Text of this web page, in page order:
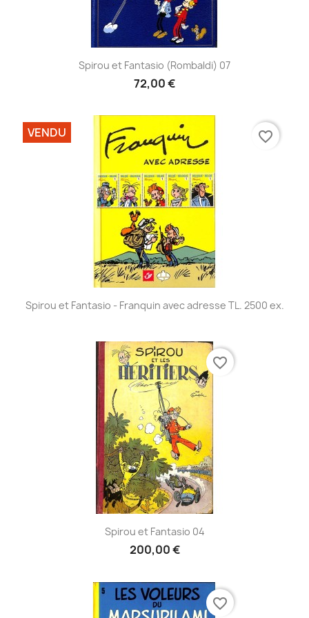
Spirou et Fantasio (Rombaldi) 07
72,00 €
Spirou et Fantasio - Franquin avec adresse TL. 2500 ex.
VENDU favorite_border
Spirou et Fantasio 04
200,00 €
favorite_border
favorite_border